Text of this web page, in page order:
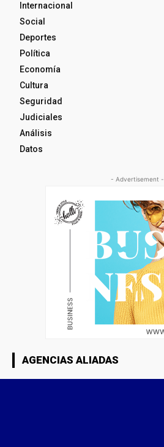
Internacional
Social
Deportes
Política
Economía
Cultura
Seguridad
Judiciales
Análisis
Datos
- Advertisement -
AGENCIAS ALIADAS